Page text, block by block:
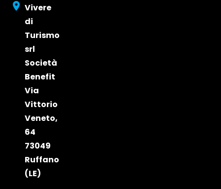
Vivere
di
Turismo
srl
Società
Benefit
Via
Vittorio
Veneto,
64
73049
Ruffano
(LE)